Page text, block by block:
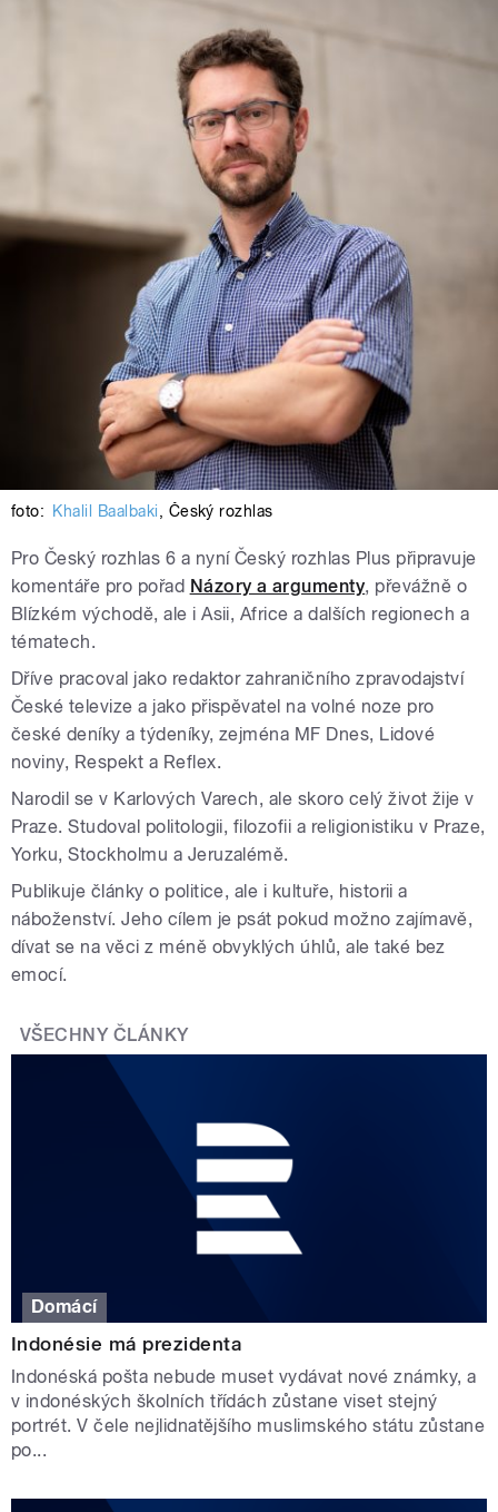
foto: Khalil Baalbaki, Český rozhlas
Pro Český rozhlas 6 a nyní Český rozhlas Plus připravuje
komentáře pro pořad Názory a argumenty, převážně o
Blízkém východě, ale i Asii, Africe a dalších regionech a
tématech.
Dříve pracoval jako redaktor zahraničního zpravodajství
České televize a jako přispěvatel na volné noze pro
české deníky a týdeníky, zejména MF Dnes, Lidové
noviny, Respekt a Reflex.
Narodil se v Karlových Varech, ale skoro celý život žije v
Praze. Studoval politologii, filozofii a religionistiku v Praze,
Yorku, Stockholmu a Jeruzalémě.
Publikuje články o politice, ale i kultuře, historii a
náboženství. Jeho cílem je psát pokud možno zajímavě,
dívat se na věci z méně obvyklých úhlů, ale také bez
emocí.
VŠECHNY ČLÁNKY
Domácí
Indonésie má prezidenta
Indonéská pošta nebude muset vydávat nové známky, a
v indonéských školních třídách zůstane viset stejný
portrét. V čele nejlidnatějšího muslimského státu zůstane
po...